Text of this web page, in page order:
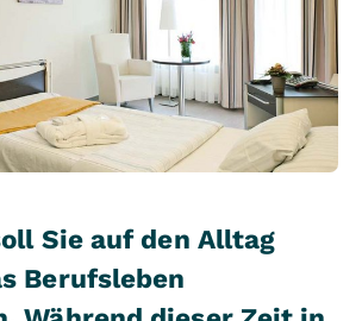
Sie auf den Alltag
Berufsleben